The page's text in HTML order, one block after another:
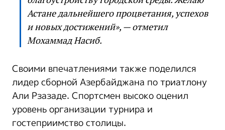
Астане дальнейшего процветания, успехов
и новых достижений», — отметил
Мохаммад Насиб.
Своими впечатлениями также поделился
лидер сборной Азербайджана по триатлону
Али Рзазаде. Спортсмен высоко оценил
уровень организации турнира и
гостеприимство столицы.